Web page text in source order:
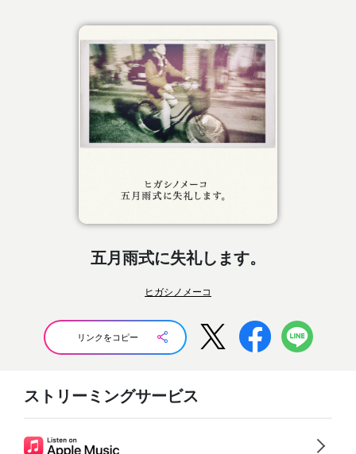
五月雨式に失礼します。
ヒガシノメーコ
リンクをコピー
ストリーミングサービス